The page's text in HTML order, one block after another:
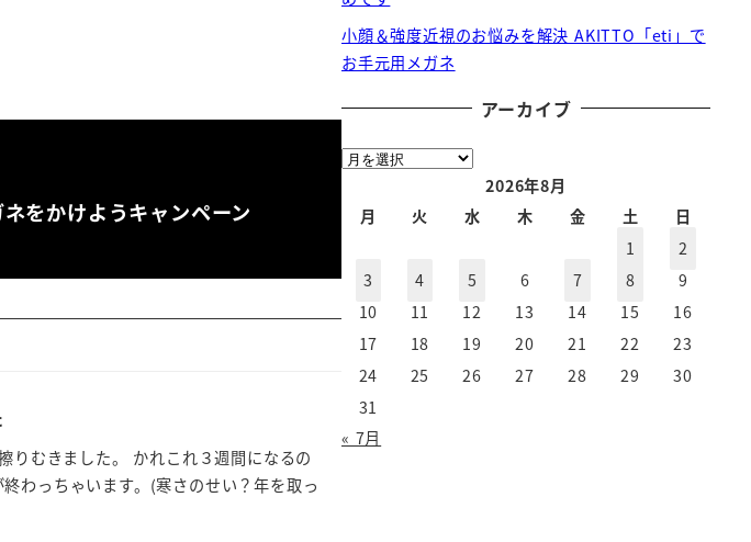
をかけようキャンペーン
むきました。 かれこれ３週間になるの
わっちゃいます。(寒さのせい？年を取っ
小顔＆強度近視のお悩みを解決 AKITTO「eti」で
お手元用メガネ
アーカイブ
ア
2026年8月
月
火 水 木 金 土
日
1
2
3
4 5 6 7 8
9
10
11 12 13 14 15
16
17
18 19 20 21 22
23
24
25 26 27 28 29
30
31
« 7月